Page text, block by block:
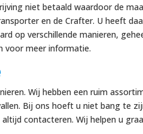
niet betaald waardoor de
en de Crafter. U heeft
op verschillende manieren,
voor meer informatie.
Wij hebben een ruim
Bij ons hoeft u niet bang te
contacteren. Wij helpen u